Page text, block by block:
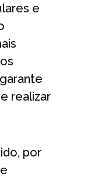
e
realizar
por